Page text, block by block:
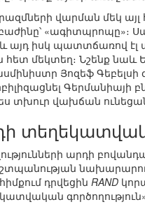
վարման մեկ այլ
«ագիտպրոպը»։
և այդ իսկ պատտճառով
մեկտեղ։ Նշենք նաև
Յոզեֆ Գեբելսի
Գերմանիայի
տխուր վախճան
արդի
դրվեցին RAND